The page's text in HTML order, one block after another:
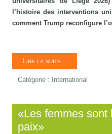
l’histoire des interventions
comment Trump reconfigure
Lire la suite...
Catégorie : International
«Les femmes
paix»